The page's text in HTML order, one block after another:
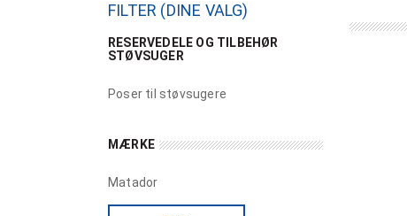
FILTER (DINE VALG)
RESERVEDELE OG TILBEHØR
STØVSUGER
Poser til støvsugere
MÆRKE
Matador